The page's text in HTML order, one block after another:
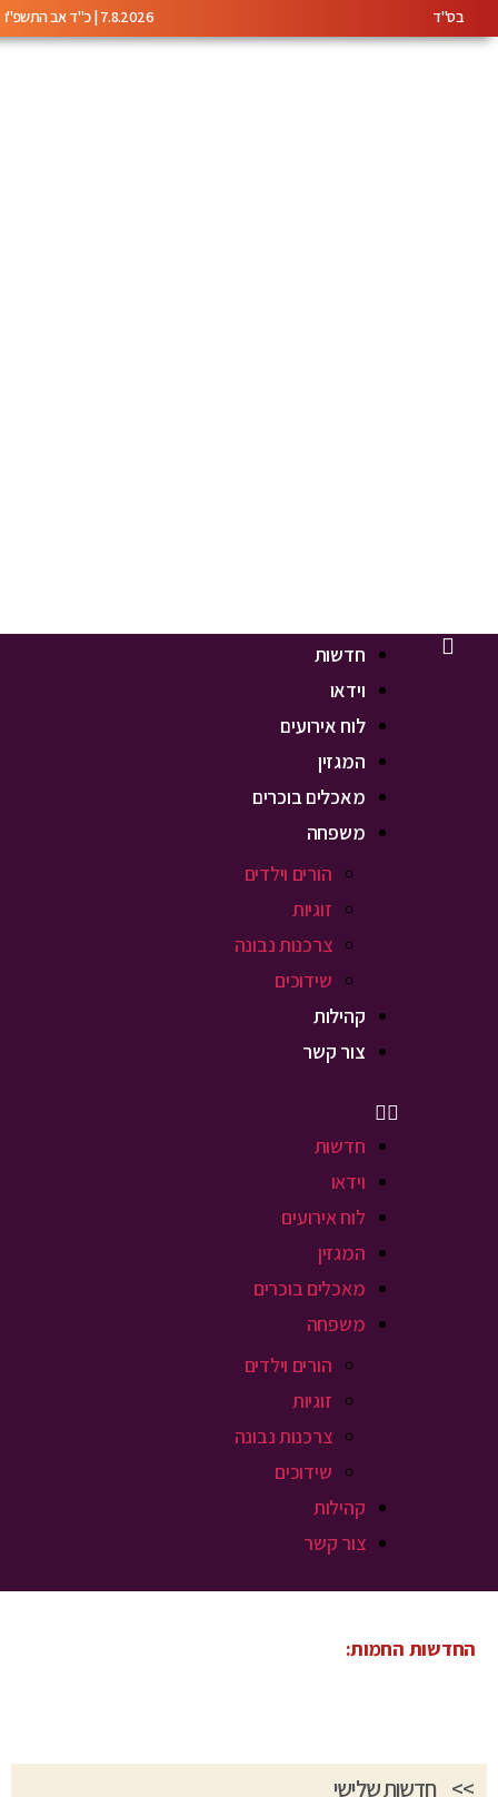
בס"ד 7.8.2026 | כ"ד אב התשפ"ו
חדשות
וידאו
לוח אירועים
המגזין
מאכלים בוכרים
משפחה
הורים וילדים
זוגיות
צרכנות נבונה
שידוכים
קהילות
צור קשר
חדשות
וידאו
לוח אירועים
המגזין
מאכלים בוכרים
משפחה
הורים וילדים
זוגיות
צרכנות נבונה
שידוכים
קהילות
צור קשר
החדשות החמות:
>> חדשות שלישי